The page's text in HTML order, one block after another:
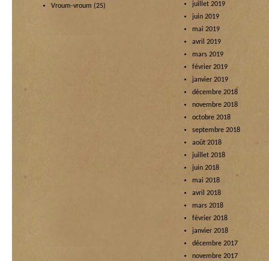
Vroum-vroum (25)
juillet 2019
juin 2019
mai 2019
avril 2019
mars 2019
février 2019
janvier 2019
décembre 2018
novembre 2018
octobre 2018
septembre 2018
août 2018
juillet 2018
juin 2018
mai 2018
avril 2018
mars 2018
février 2018
janvier 2018
décembre 2017
novembre 2017